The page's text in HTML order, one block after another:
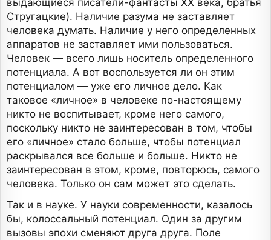
выдающиеся писатели-фантасты ХХ века, братья
Стругацкие). Наличие разума не заставляет
человека думать. Наличие у него определенных
аппаратов не заставляет ими пользоваться.
Человек — всего лишь носитель определенного
потенциала. А вот воспользуется ли он этим
потенциалом — уже его личное дело. Как
таковое «личное» в человеке по-настоящему
никто не воспитывает, кроме него самого,
поскольку никто не заинтересован в том, чтобы
его «личное» стало больше, чтобы потенциал
раскрывался все больше и больше. Никто не
заинтересован в этом, кроме, повторюсь, самого
человека. Только он сам может это сделать.
Так и в науке. У науки современности, казалось
бы, колоссальный потенциал. Один за другим
вызовы эпохи сменяют друга друга. Поле